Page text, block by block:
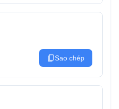
content_copySao chép